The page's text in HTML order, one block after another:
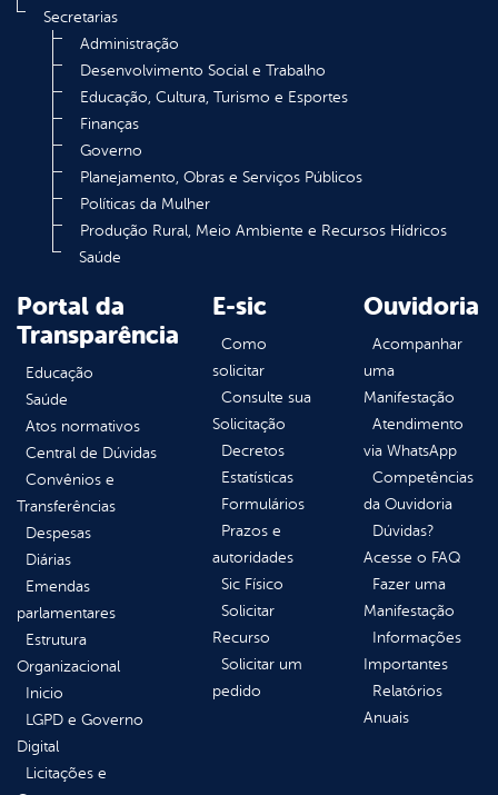
Secretarias
Administração
Desenvolvimento Social e Trabalho
Educação, Cultura, Turismo e Esportes
Finanças
Governo
Planejamento, Obras e Serviços Públicos
Políticas da Mulher
Produção Rural, Meio Ambiente e Recursos Hídricos
Saúde
Portal da
Transparência
Educação
Saúde
Atos normativos
Central de Dúvidas
Convênios e
Transferências
Despesas
Diárias
Emendas
parlamentares
Estrutura
Organizacional
Inicio
LGPD e Governo
Digital
Licitações e
E-sic
Como
solicitar
Consulte sua
Solicitação
Decretos
Estatísticas
Formulários
Prazos e
autoridades
Sic Físico
Solicitar
Recurso
Solicitar um
pedido
Ouvidoria
Acompanhar
uma
Manifestação
Atendimento
via WhatsApp
Competências
da Ouvidoria
Dúvidas?
Acesse o FAQ
Fazer uma
Manifestação
Informações
Importantes
Relatórios
Anuais